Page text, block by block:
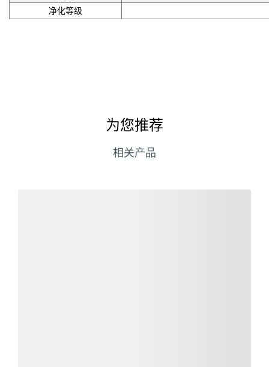
净化等级
为您推荐
相关产品